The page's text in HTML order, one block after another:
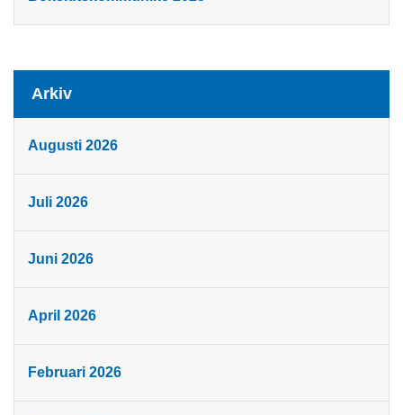
Arkiv
Augusti 2026
Juli 2026
Juni 2026
April 2026
Februari 2026